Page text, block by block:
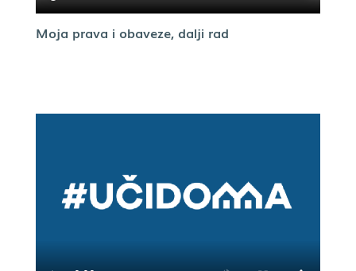
Moja prava i obaveze, dalji rad